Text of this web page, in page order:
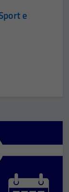
e